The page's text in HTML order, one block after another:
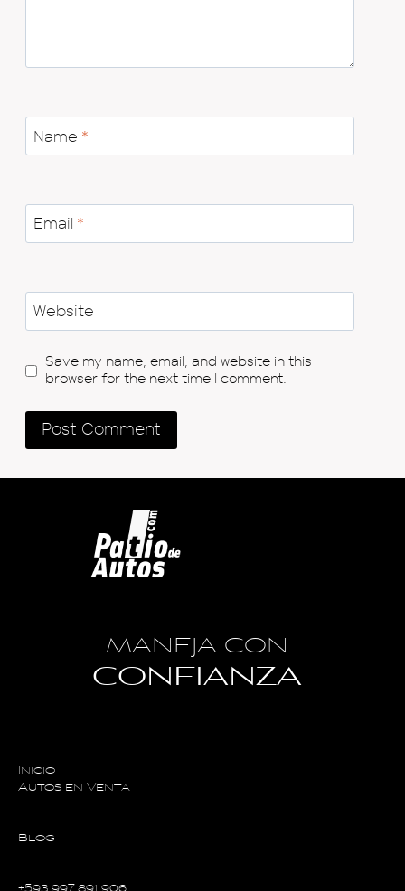
Name *
Email *
Website
Save my name, email, and website in this
browser for the next time I comment.
MANEJA CON
CONFIANZA
Inicio
Autos en Venta
Blog